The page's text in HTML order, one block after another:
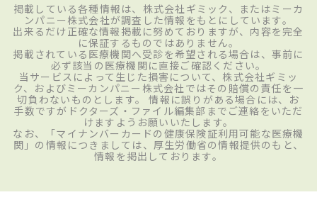
掲載している各種情報は、株式会社ギミック、またはミーカ
ンパニー株式会社が調査した情報をもとにしています。
出来るだけ正確な情報掲載に努めておりますが、内容を完全
に保証するものではありません。
掲載されている医療機関へ受診を希望される場合は、事前に
必ず該当の医療機関に直接ご確認ください。
当サービスによって生じた損害について、株式会社ギミッ
ク、およびミーカンパニー株式会社ではその賠償の責任を一
切負わないものとします。 情報に誤りがある場合には、お
手数ですがドクターズ・ファイル編集部までご連絡をいただ
けますようお願いいたします。
なお、「マイナンバーカードの健康保険証利用可能な医療機
関」の情報につきましては、厚生労働省の情報提供のもと、
情報を掲出しております。